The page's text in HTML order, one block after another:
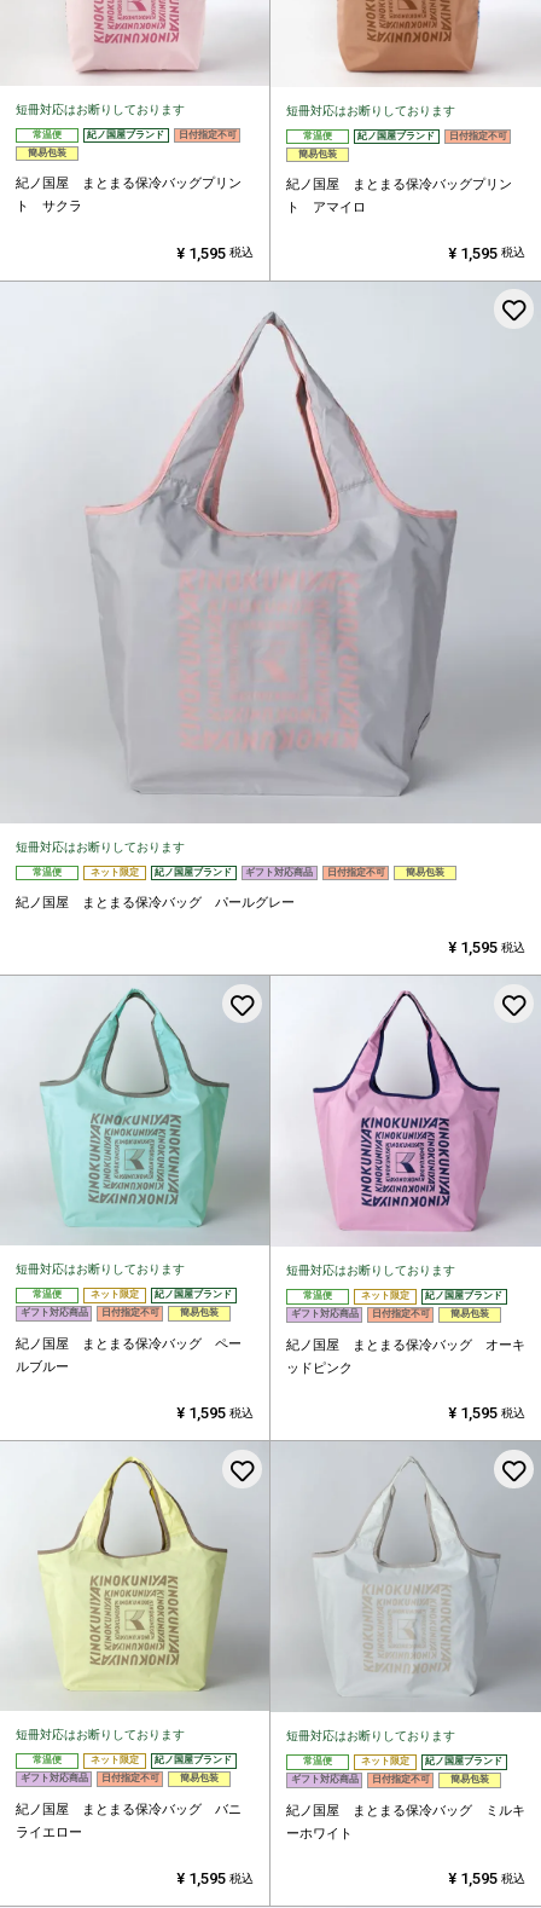
短冊対応はお断りしております
常温便 紀ノ国屋ブランド
日付指定不可
簡易包装
紀ノ国屋 まとまる保冷バッグプリン
ト サクラ
¥ 1,595 税込
短冊対応はお断りしております
常温便 紀ノ国屋ブランド
日付指定不可
簡易包装
紀ノ国屋 まとまる保冷バッグプリン
ト アマイロ
¥ 1,595 税込
短冊対応はお断りしております
常温便 ネット限定 紀ノ国屋ブランド ギフト対応商品 日付指定不可 簡易包装
紀ノ国屋 まとまる保冷バッグ パールグレー
¥ 1,595 税込
短冊対応はお断りしております
常温便 ネット限定
紀ノ国屋ブランド
ギフト対応商品
日付指定不可 簡易包装
紀ノ国屋 まとまる保冷バッグ ペー
ルブルー
お気に入りに登録する
¥ 1,595 税込
短冊対応はお断りしております
常温便 ネット限定
紀ノ国屋ブランド
ギフト対応商品
日付指定不可 簡易包装
紀ノ国屋 まとまる保冷バッグ オーキ
ッドピンク
¥ 1,595 税込
短冊対応はお断りしております
常温便 ネット限定
紀ノ国屋ブランド
ギフト対応商品
日付指定不可 簡易包装
紀ノ国屋 まとまる保冷バッグ バニ
ライエロー
お気に入りに登録する
¥ 1,595 税込
短冊対応はお断りしております
常温便 ネット限定
紀ノ国屋ブランド
ギフト対応商品
日付指定不可 簡易包装
紀ノ国屋 まとまる保冷バッグ ミルキ
ーホワイト
¥ 1,595 税込